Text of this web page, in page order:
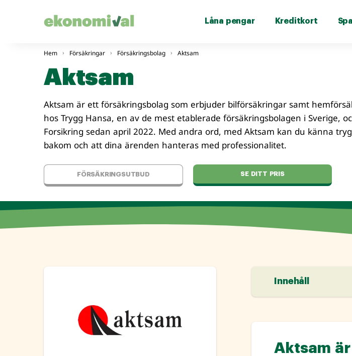
Låna pengar Kreditkort
Hem Försäkringar Försäkringsbolag Aktsam
Aktsam
Aktsam är ett försäkringsbolag som erbjuder bilförsäkringar samt
hos Trygg Hansa, en av de mest etablerade försäkringsbolagen i Sverige,
Forsikring sedan april 2022. Med andra ord, med Aktsam kan du känna
bakom och att dina ärenden hanteras med professionalitet.
FÖRSÄKRINGSUTBUD SE DITT PRIS
Innehåll
Aktsam